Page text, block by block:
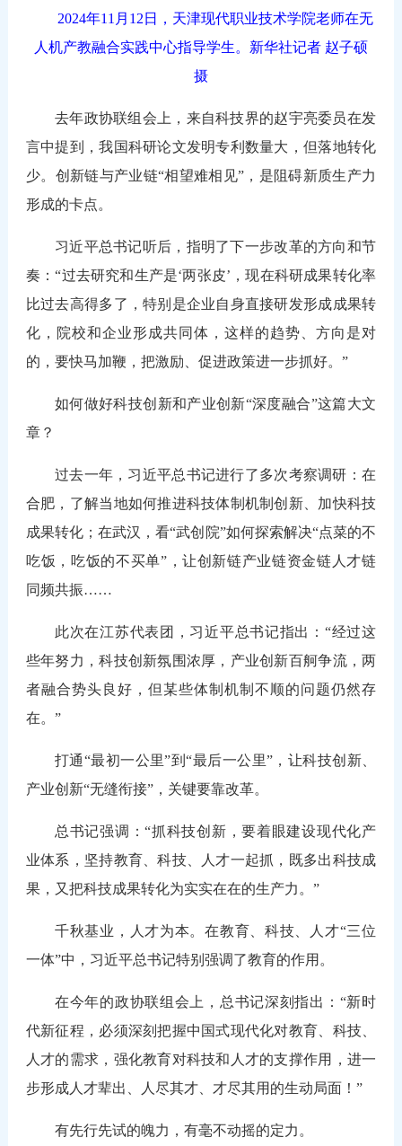
2024年11月12日，天津现代职业技术学院老师在无
人机产教融合实践中心指导学生。新华社记者 赵子硕
摄
去年政协联组会上，来自科技界的赵宇亮委员在发
言中提到，我国科研论文发明专利数量大，但落地转化
少。创新链与产业链“相望难相见”，是阻碍新质生产力
形成的卡点。
习近平总书记听后，指明了下一步改革的方向和节
奏：“过去研究和生产是‘两张皮’，现在科研成果转化率
比过去高得多了，特别是企业自身直接研发形成成果转
化，院校和企业形成共同体，这样的趋势、方向是对
的，要快马加鞭，把激励、促进政策进一步抓好。”
如何做好科技创新和产业创新“深度融合”这篇大文
章？
过去一年，习近平总书记进行了多次考察调研：在
合肥，了解当地如何推进科技体制机制创新、加快科技
成果转化；在武汉，看“武创院”如何探索解决“点菜的不
吃饭，吃饭的不买单”，让创新链产业链资金链人才链
同频共振……
此次在江苏代表团，习近平总书记指出：“经过这
些年努力，科技创新氛围浓厚，产业创新百舸争流，两
者融合势头良好，但某些体制机制不顺的问题仍然存
在。”
打通“最初一公里”到“最后一公里”，让科技创新、
产业创新“无缝衔接”，关键要靠改革。
总书记强调：“抓科技创新，要着眼建设现代化产
业体系，坚持教育、科技、人才一起抓，既多出科技成
果，又把科技成果转化为实实在在的生产力。”
千秋基业，人才为本。在教育、科技、人才“三位
一体”中，习近平总书记特别强调了教育的作用。
在今年的政协联组会上，总书记深刻指出：“新时
代新征程，必须深刻把握中国式现代化对教育、科技、
人才的需求，强化教育对科技和人才的支撑作用，进一
步形成人才辈出、人尽其才、才尽其用的生动局面！”
有先行先试的魄力，有毫不动摇的定力。